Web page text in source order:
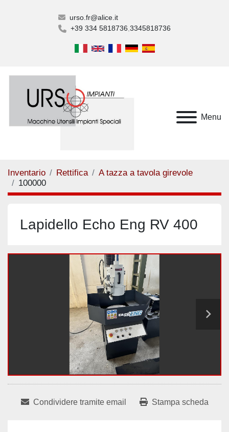
urso.fr@alice.it
+39 334 5818736 3345818736
Menu
Inventario Rettifica
A tazza a tavola girevole
100000
Lapidello Echo Eng RV 400
Condividere tramite email Stampa scheda